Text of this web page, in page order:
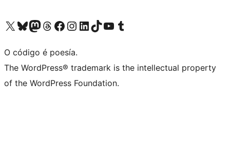
Visita la cuenta de X (anteriormente Twitter)
Visita a nosa conta de Bluesky
Visita a nosa conta de Mastodon
Visita a nosa conta de Threads
Visita a nosa páxina de Facebook
Visita a nosa conta de Instagram
Visita a nosa conta de LinkedIn
Visita a nosa conta de TikTok
Visita a nosa canle de YouTube
Visita a nosa conta de Tumblr
O código é poesía.
The WordPress® trademark is the intellectual property
of the WordPress Foundation.